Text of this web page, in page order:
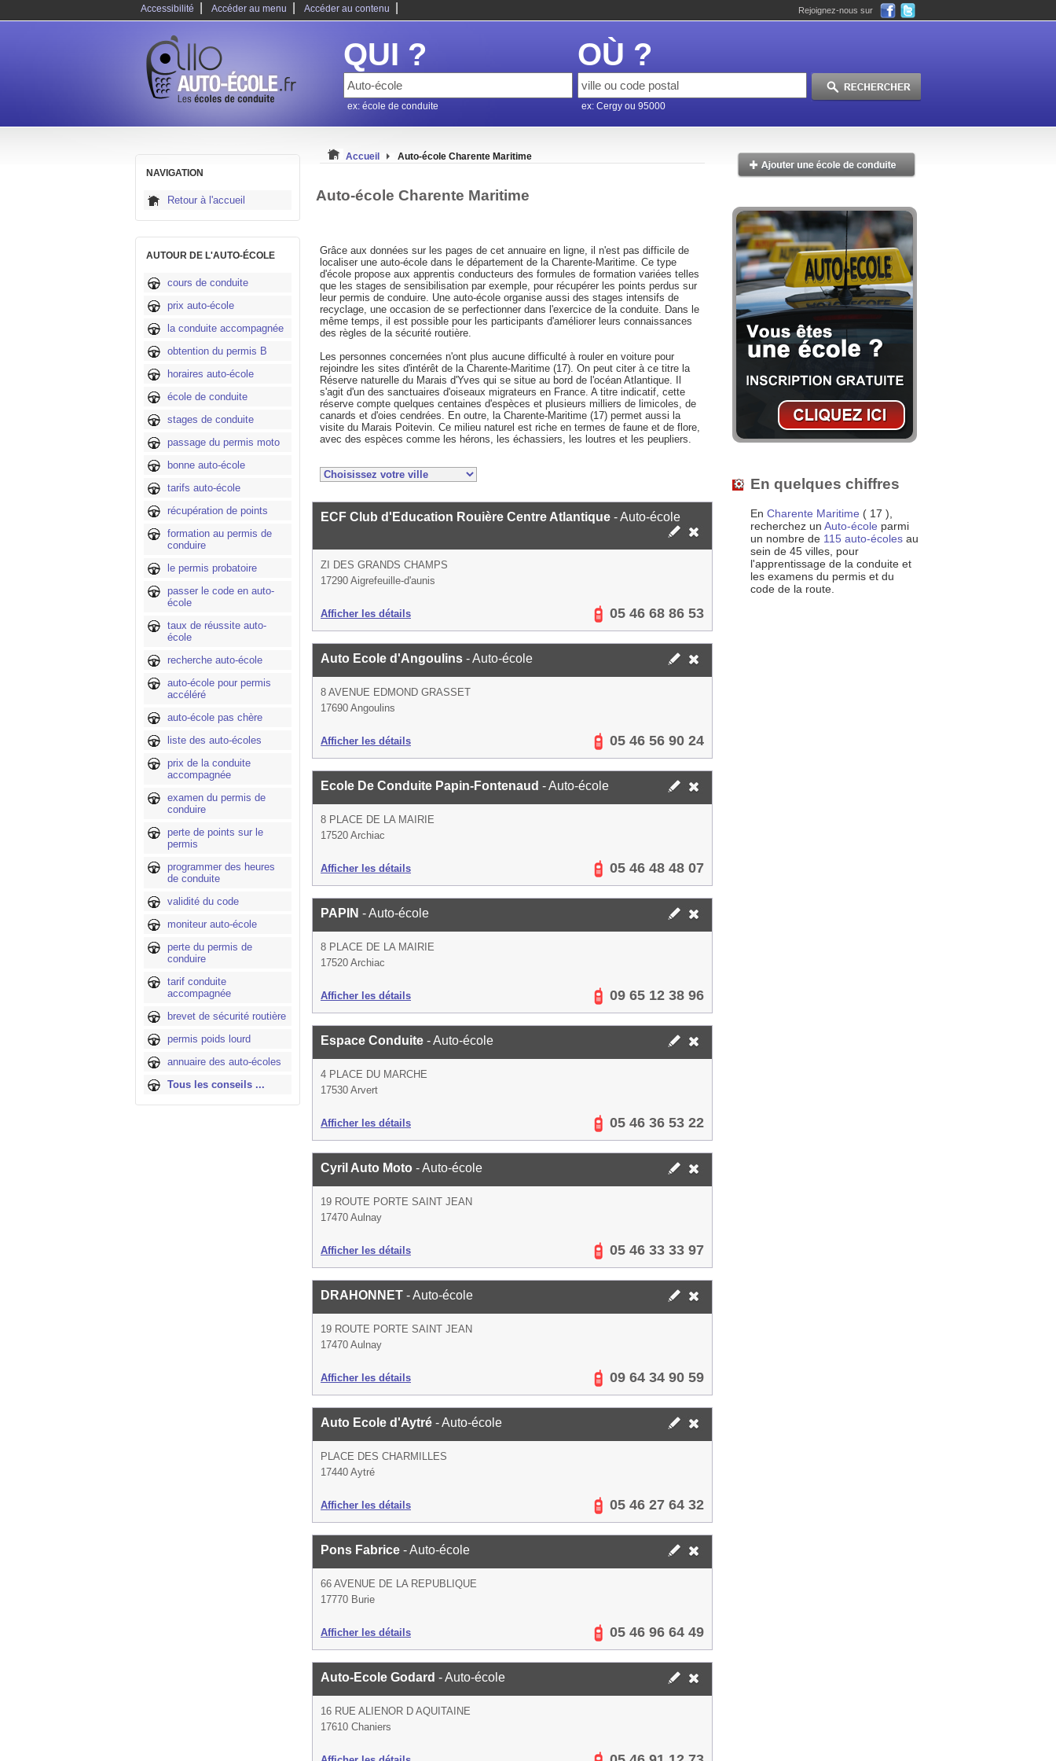
Accessibilité Accéder au menu Accéder au contenu Rejoignez-nous sur
QUI ?
ex: école de conduite
OÙ ?
ex: Cergy ou 95000
NAVIGATION
Retour à l'accueil
AUTOUR DE L'AUTO-ÉCOLE
cours de conduite
prix auto-école
la conduite accompagnée
obtention du permis B
horaires auto-école
école de conduite
stages de conduite
passage du permis moto
bonne auto-école
tarifs auto-école
récupération de points
formation au permis de
conduire
le permis probatoire
passer le code en auto-
école
taux de réussite auto-
école
recherche auto-école
auto-école pour permis
accéléré
auto-école pas chère
liste des auto-écoles
prix de la conduite
accompagnée
examen du permis de
conduire
perte de points sur le
permis
programmer des heures
de conduite
validité du code
moniteur auto-école
perte du permis de
conduire
tarif conduite
accompagnée
brevet de sécurité routière
permis poids lourd
annuaire des auto-écoles
Tous les conseils ...
Accueil Auto-école Charente Maritime
Auto-école Charente Maritime
Grâce aux données sur les pages de cet annuaire en ligne, il n'est pas difficile de
localiser une auto-école dans le département de la Charente-Maritime. Ce type
d'école propose aux apprentis conducteurs des formules de formation variées telles
que les stages de sensibilisation par exemple, pour récupérer les points perdus sur
leur permis de conduire. Une auto-école organise aussi des stages intensifs de
recyclage, une occasion de se perfectionner dans l'exercice de la conduite. Dans le
même temps, il est possible pour les participants d'améliorer leurs connaissances
des règles de la sécurité routière.
Les personnes concernées n'ont plus aucune difficulté à rouler en voiture pour
rejoindre les sites d'intérêt de la Charente-Maritime (17). On peut citer à ce titre la
Réserve naturelle du Marais d'Yves qui se situe au bord de l'océan Atlantique. Il
s'agit d'un des sanctuaires d'oiseaux migrateurs en France. A titre indicatif, cette
réserve compte quelques centaines d'espèces et plusieurs milliers de limicoles, de
canards et d'oies cendrées. En outre, la Charente-Maritime (17) permet aussi la
visite du Marais Poitevin. Ce milieu naturel est riche en termes de faune et de flore,
avec des espèces comme les hérons, les échassiers, les loutres et les peupliers.
ECF Club d'Education Rouière Centre Atlantique - Auto-école
ZI DES GRANDS CHAMPS
17290 Aigrefeuille-d'aunis
Afficher les détails 05 46 68 86 53
Auto Ecole d'Angoulins - Auto-école
8 AVENUE EDMOND GRASSET
17690 Angoulins
Afficher les détails 05 46 56 90 24
Ecole De Conduite Papin-Fontenaud - Auto-école
8 PLACE DE LA MAIRIE
17520 Archiac
Afficher les détails 05 46 48 48 07
PAPIN - Auto-école
8 PLACE DE LA MAIRIE
17520 Archiac
Afficher les détails 09 65 12 38 96
Espace Conduite - Auto-école
4 PLACE DU MARCHE
17530 Arvert
Afficher les détails 05 46 36 53 22
Cyril Auto Moto - Auto-école
19 ROUTE PORTE SAINT JEAN
17470 Aulnay
Afficher les détails 05 46 33 33 97
DRAHONNET - Auto-école
19 ROUTE PORTE SAINT JEAN
17470 Aulnay
Afficher les détails 09 64 34 90 59
Auto Ecole d'Aytré - Auto-école
PLACE DES CHARMILLES
17440 Aytré
Afficher les détails 05 46 27 64 32
Pons Fabrice - Auto-école
66 AVENUE DE LA REPUBLIQUE
17770 Burie
Afficher les détails 05 46 96 64 49
Auto-Ecole Godard - Auto-école
16 RUE ALIENOR D AQUITAINE
17610 Chaniers
En quelques chiffres
En Charente Maritime ( 17 ),
recherchez un Auto-école parmi
un nombre de 115 auto-écoles au
sein de 45 villes, pour
l'apprentissage de la conduite et
les examens du permis et du
code de la route.